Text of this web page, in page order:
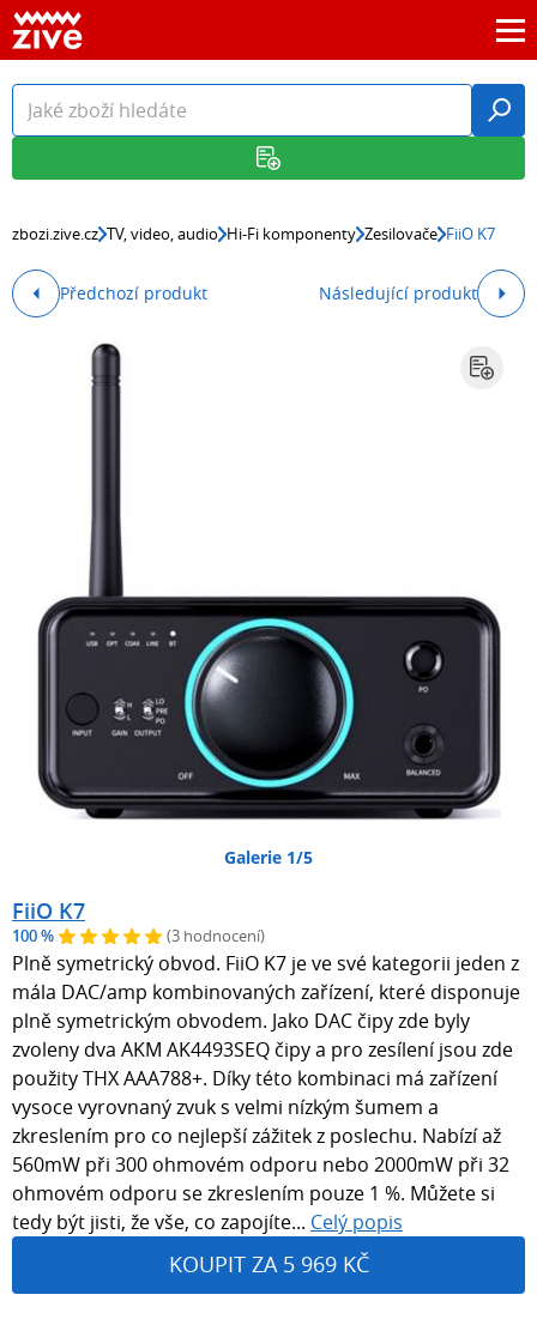
zbozi.zive.cz TV, video, audio Hi-Fi komponenty Zesilovače FiiO K7
Předchozí produkt Následující produkt
Galerie 1/5
FiiO K7
100 % (3 hodnocení)
Plně symetrický obvod. FiiO K7 je ve své kategorii jeden z
mála DAC/amp kombinovaných zařízení, které disponuje
plně symetrickým obvodem. Jako DAC čipy zde byly
zvoleny dva AKM AK4493SEQ čipy a pro zesílení jsou zde
použity THX AAA788+. Díky této kombinaci má zařízení
vysoce vyrovnaný zvuk s velmi nízkým šumem a
zkreslením pro co nejlepší zážitek z poslechu. Nabízí až
560mW při 300 ohmovém odporu nebo 2000mW při 32
ohmovém odporu se zkreslením pouze 1 %. Můžete si
tedy být jisti, že vše, co zapojíte... Celý popis
KOUPIT ZA 5 969 KČ